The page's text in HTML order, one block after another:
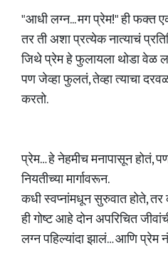
"आधी लग्न... मग प्रेम!" ही फक्त
तर ती अशा प्रत्येक नात्याचं
जिथे प्रेम हे फुलायला थोडा वेळ
पण जेव्हा फुलतं, तेव्हा त्याचा
करतो.
प्रेम… हे नेहमीच मनापासून होतं,
नियतीच्या मार्गावरून.
कधी स्वप्नांमधून सुरुवात होते, तर
ही गोष्ट आहे दोन अपरिचित
लग्न पहिल्यांदा झालं… आणि